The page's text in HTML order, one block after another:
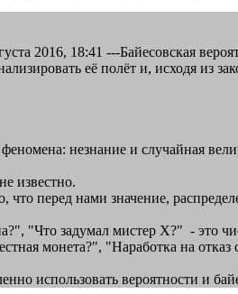
2016, 18:41 ---Байесовская
её полёт и, исходя из
незнание и случайная
известно.
что перед нами значение,
"Что задумал мистер X?" - это
монета?", "Наработка на
использовать вероятности и